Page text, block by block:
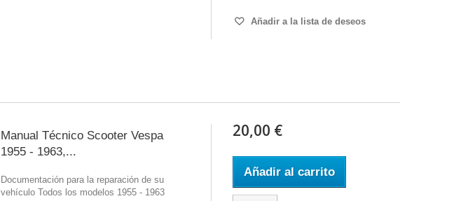
Añadir a la lista de deseos
Manual Técnico Scooter Vespa
1955 - 1963,...
Documentación para la reparación de su
vehículo Todos los modelos 1955 - 1963
20,00 €
Añadir al carrito